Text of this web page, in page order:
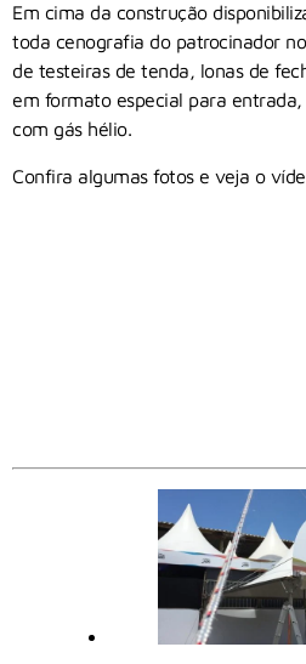
Em cima da construção
toda cenografia do patrocinador
de testeiras de tenda, lonas de
em formato especial para
com gás hélio.
Confira algumas fotos e veja o